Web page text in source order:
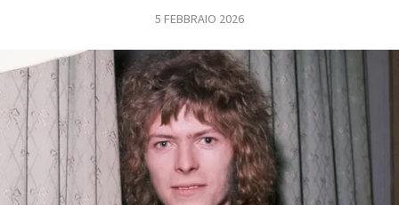
CONCORSI
EVENTI
VIDEO
5 FEBBRAIO 2026